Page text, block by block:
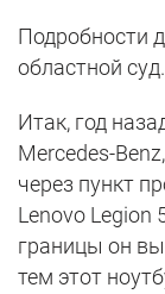
Подробности
областной суд.
Итак, год
Mercedes-
через пункт
Lenovo Legion
границы он
тем этот